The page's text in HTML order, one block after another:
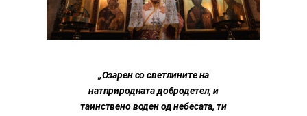
„Озарен со светлините на
натприродната добродетел, и
таинствено воден од небесата, ти